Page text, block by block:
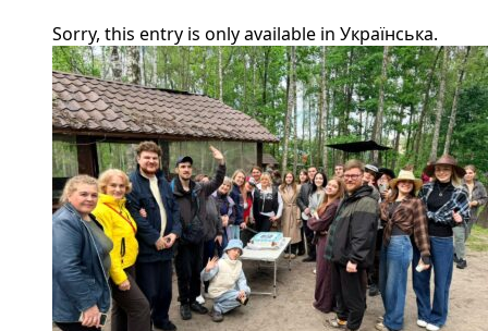
Sorry, this entry is only available in Українська.